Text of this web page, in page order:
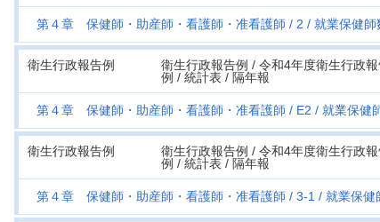
第４章 保健師・助産師・看護師・准看護師 2 就業保健師
衛生行政報告例
衛生行政報告例 / 令和4年度衛生行政
例 / 統計表 / 隔年報
第４章 保健師・助産師・看護師・准看護師 E2 就業保健
衛生行政報告例
衛生行政報告例 / 令和4年度衛生行政
例 / 統計表 / 隔年報
第４章 保健師・助産師・看護師・准看護師 3-1 就業保健